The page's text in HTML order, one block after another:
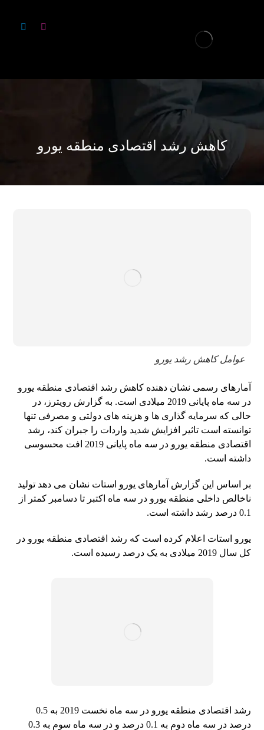
کاهش رشد اقتصادی منطقه یورو
عوامل کاهش رشد یورو
آمارهای رسمی نشان دهنده کاهش رشد اقتصادی منطقه یورو
در سه ماه پایانی 2019 میلادی است. به گزارش رویترز، در
حالی که سرمایه گذاری ها و هزینه های دولتی و مصرفی تنها
توانسته است تاثیر افزایش شدید واردات را جبران کند، رشد
اقتصادی منطقه یورو در سه ماه پایانی 2019 افت محسوسی
داشته است.
بر اساس این گزارش آمارهای یورو استات نشان می دهد تولید
ناخالص داخلی منطقه یورو در سه ماه اکتبر تا دسامبر کمتر از
0.1 درصد رشد داشته است.
یورو استات اعلام کرده است که رشد اقتصادی منطقه یورو در
کل سال 2019 میلادی به یک درصد رسیده است.
رشد اقتصادی منطقه یورو در سه ماه نخست 2019 به 0.5
درصد در سه ماه دوم به 0.1 درصد و در سه ماه سوم به 0.3